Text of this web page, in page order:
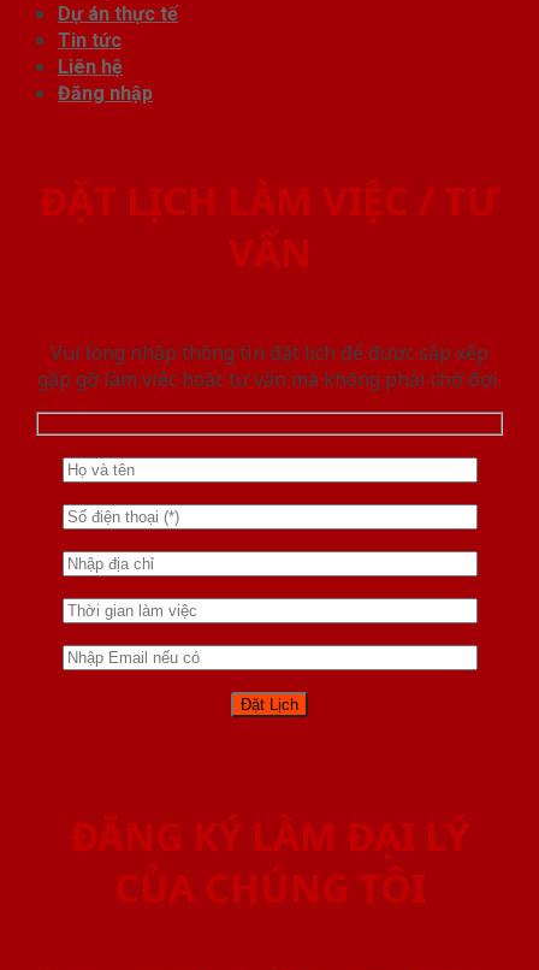
Dự án thực tế
Tin tức
Liên hệ
Đăng nhập
ĐẶT LỊCH LÀM VIỆC / TƯ
VẤN
Vui lòng nhập thông tin đặt lịch để được sắp xếp
gặp gỡ làm việc hoăc tư vấn mà không phải chờ đợi.
ĐĂNG KÝ LÀM ĐẠI LÝ
CỦA CHÚNG TÔI